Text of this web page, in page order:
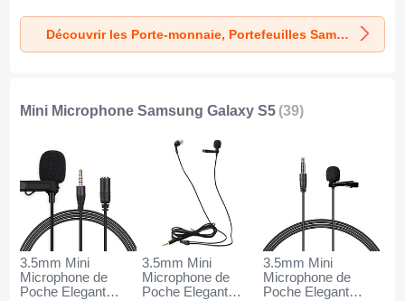
Découvrir les Porte-monnaie, Portefeuilles Samsung Galaxy S5
Mini Microphone Samsung Galaxy S5 (39)
3.5mm Mini
Microphone de
Poche Elegant
3.5mm Mini
Microphone de
Poche Elegant
3.5mm Mini
Microphone de
Poche Elegant